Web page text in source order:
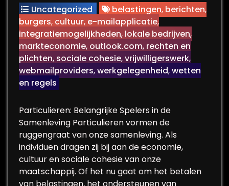
Uncategorized belastingen, berichten,
burgers, cultuur, e-mailapplicatie,
integratiemogelijkheden, lokale bedrijven,
markteconomie, outlook.com, rechten en
plichten, sociale cohesie,vrijwilligerswerk,
webmailproviders,werkgelegenheid,wetten
en regels
Particulieren: Belangrijke Spelers in de
Samenleving Particulieren vormen de
ruggengraat van onze samenleving. Als
individuen dragen zij bij aan de economie,
cultuur en sociale cohesie van onze
maatschappij. Of het nu gaat om het betalen